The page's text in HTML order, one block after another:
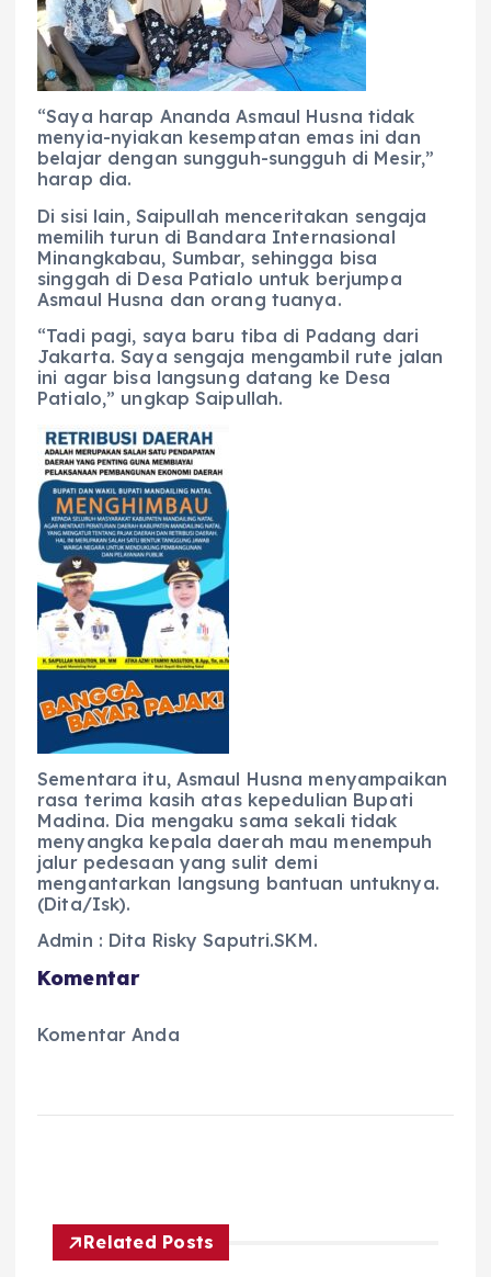
“Saya harap Ananda Asmaul Husna tidak
menyia-nyiakan kesempatan emas ini dan
belajar dengan sungguh-sungguh di Mesir,”
harap dia.
Di sisi lain, Saipullah menceritakan sengaja
memilih turun di Bandara Internasional
Minangkabau, Sumbar, sehingga bisa
singgah di Desa Patialo untuk berjumpa
Asmaul Husna dan orang tuanya.
“Tadi pagi, saya baru tiba di Padang dari
Jakarta. Saya sengaja mengambil rute jalan
ini agar bisa langsung datang ke Desa
Patialo,” ungkap Saipullah.
Sementara itu, Asmaul Husna menyampaikan
rasa terima kasih atas kepedulian Bupati
Madina. Dia mengaku sama sekali tidak
menyangka kepala daerah mau menempuh
jalur pedesaan yang sulit demi
mengantarkan langsung bantuan untuknya.
(Dita/Isk).
Admin : Dita Risky Saputri.SKM.
Komentar
Komentar Anda
Related Posts